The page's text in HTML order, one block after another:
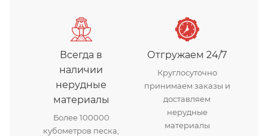
Всегда в
наличии
нерудные
материалы
Более 100000
кубометров песка,
Отгружаем 24/7
Круглосуточно
принимаем заказы и
доставляем
нерудные
материалы